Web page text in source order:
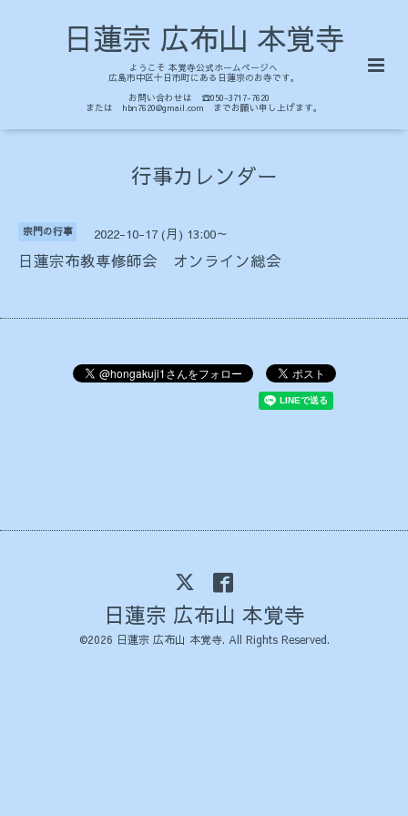
日蓮宗 広布山 本覚寺
ようこそ 本覚寺公式ホームページへ
広島市中区十日市町にある日蓮宗のお寺です。
お問い合わせは ☎050-3717-7620
または hbn7620@gmail.com までお願い申し上げます。
行事カレンダー
宗門の行事 2022-10-17 (月) 13:00～
日蓮宗布教専修師会 オンライン総会
日蓮宗 広布山 本覚寺
©2026 日蓮宗 広布山 本覚寺. All Rights Reserved.